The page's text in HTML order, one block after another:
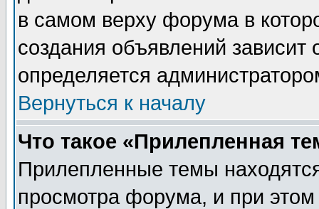
в самом верху форума в
создания объявлений зависит
определяется
Вернуться к началу
Что такое «Прилепленная
Прилепленные темы
просмотра форума, и при